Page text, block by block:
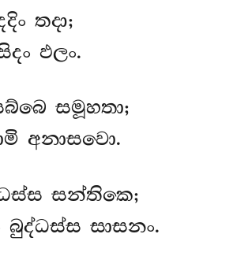
තදා;
ඵලං.
සමූහතා;
අනාසවො.
සන්තිකෙ;
සාසනං.